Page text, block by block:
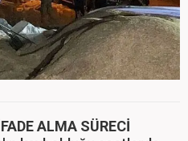
ALMA SÜRECİ